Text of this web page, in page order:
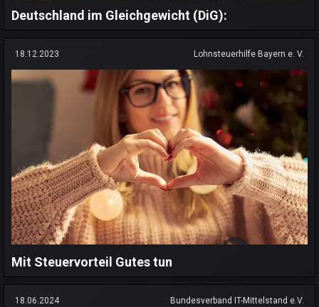
Deutschland im Gleichgewicht (DiG):
18.12.2023 Lohnsteuerhilfe Bayern e. V.
Mit Steuervorteil Gutes tun
18.06.2024 Bundesverband IT-Mittelstand e.V.